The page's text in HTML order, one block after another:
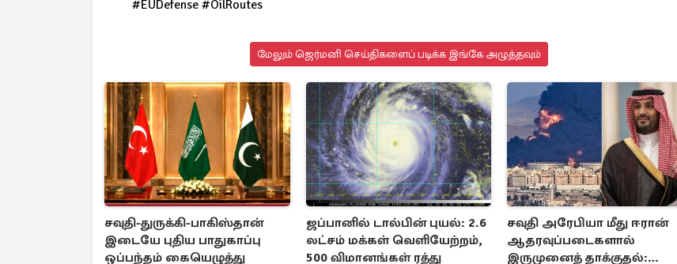
#EUDefense #OilRoutes
மேலும் ஜெர்மனி செய்திகளைப் படிக்க இங்கே அழுத்தவும்
சவுதி-துருக்கி-பாகிஸ்தான்
இடையே புதிய பாதுகாப்பு
ஒப்பந்தம் கையெழுத்து
ஜப்பானில் டால்பின் புயல்: 2.6
லட்சம் மக்கள் வெளியேற்றம்,
500 விமானங்கள் ரத்து
சவுதி அரேபியா மீது ஈரான்
ஆதரவுப்படைகளால்
இருமுனைத் தாக்குதல்: